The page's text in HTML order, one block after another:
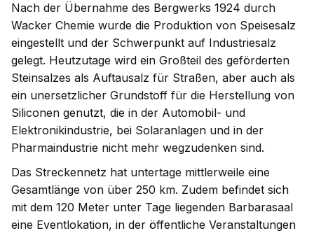
Nach der Übernahme des Bergwerks 1924 durch
Wacker Chemie wurde die Produktion von Speisesalz
eingestellt und der Schwerpunkt auf Industriesalz
gelegt. Heutzutage wird ein Großteil des geförderten
Steinsalzes als Auftausalz für Straßen, aber auch als
ein unersetzlicher Grundstoff für die Herstellung von
Siliconen genutzt, die in der Automobil- und
Elektronikindustrie, bei Solaranlagen und in der
Pharmaindustrie nicht mehr wegzudenken sind.
Das Streckennetz hat untertage mittlerweile eine
Gesamtlänge von über 250 km. Zudem befindet sich
mit dem 120 Meter unter Tage liegenden Barbarasaal
eine Eventlokation, in der öffentliche Veranstaltungen